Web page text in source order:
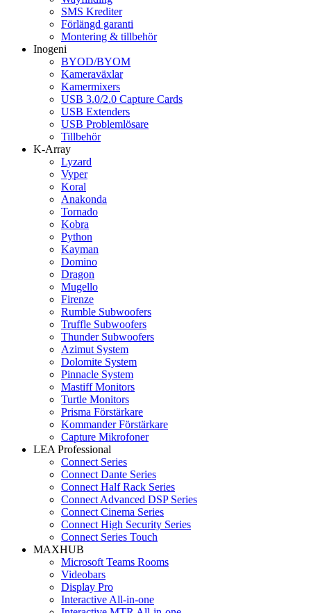
SMS Krediter
Förlängd garanti
Montering & tillbehör
Inogeni
BYOD/BYOM
Kameraväxlar
Kamermixers
USB 3.0/2.0 Capture Cards
USB Extenders
USB Problemlösare
Tillbehör
K-Array
Lyzard
Vyper
Koral
Anakonda
Tornado
Kobra
Python
Kayman
Domino
Dragon
Mugello
Firenze
Rumble Subwoofers
Truffle Subwoofers
Thunder Subwoofers
Azimut System
Dolomite System
Pinnacle System
Mastiff Monitors
Turtle Monitors
Prisma Förstärkare
Kommander Förstärkare
Capture Mikrofoner
LEA Professional
Connect Series
Connect Dante Series
Connect Half Rack Series
Connect Advanced DSP Series
Connect Cinema Series
Connect High Security Series
Connect Series Touch
MAXHUB
Microsoft Teams Rooms
Videobars
Display Pro
Interactive All-in-one